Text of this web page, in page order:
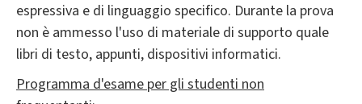
espressiva e di linguaggio specifico. Durante la prova
non è ammesso l'uso di materiale di supporto quale
libri di testo, appunti, dispositivi informatici.
Programma d'esame per gli studenti non